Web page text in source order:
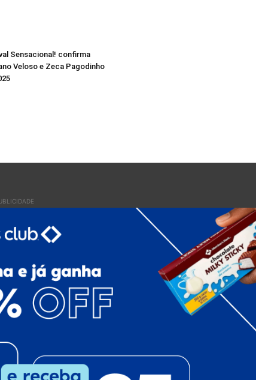
Sensacional! confirma
Veloso e Zeca Pagodinho